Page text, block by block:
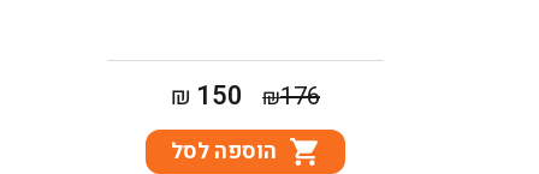
₪176
המחיר
המקורי
היה:
₪150
המחיר
הנוכחי
הוא:הוספה לסל